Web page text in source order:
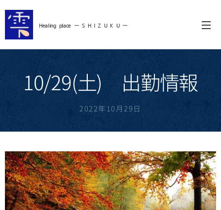
Healing place ー S H I Z U K U ー
10/29(土) 出勤情報
2022年10月29日